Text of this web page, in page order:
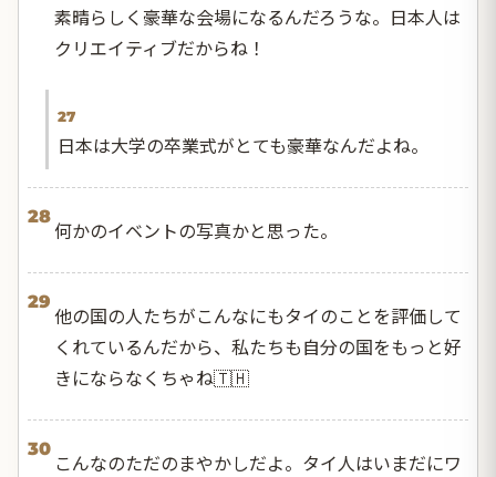
素晴らしく豪華な会場になるんだろうな。日本人は
クリエイティブだからね！
27
日本は大学の卒業式がとても豪華なんだよね。
28
何かのイベントの写真かと思った。
29
他の国の人たちがこんなにもタイのことを評価して
くれているんだから、私たちも自分の国をもっと好
きにならなくちゃね🇹🇭
30
こんなのただのまやかしだよ。タイ人はいまだにワ